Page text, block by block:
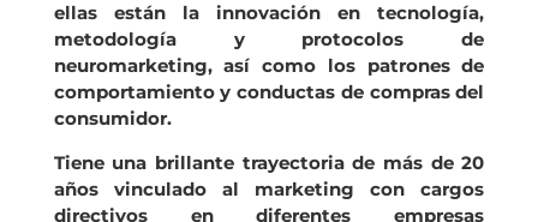
ellas están la innovación en tecnología,
metodología y protocolos de
neuromarketing, así como los patrones de
comportamiento y conductas de compras del
consumidor.
Tiene una brillante trayectoria de más de 20
años vinculado al marketing con cargos
directivos en diferentes empresas